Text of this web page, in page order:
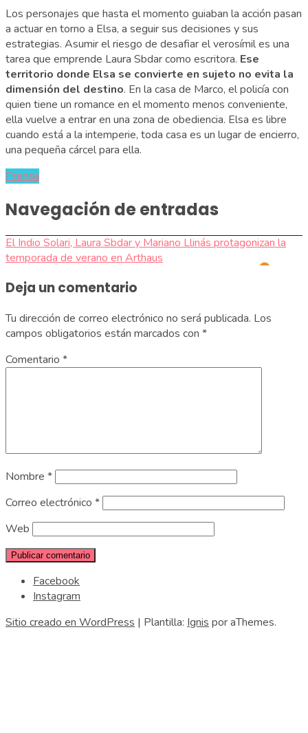
Los personajes que hasta el momento guiaban la acción pasan
a actuar en torno a Elsa, a seguir sus decisiones y sus
estrategias. Asumir el riesgo de desafiar el verosímil es una
tarea que emprende Laura Sbdar como escritora. Ese
territorio donde Elsa se convierte en sujeto no evita la
dimensión del destino. En la casa de Marco, el policía con
quien tiene un romance en el momento menos conveniente,
ella vuelve a entrar en una zona de obediencia. Elsa es libre
cuando está a la intemperie, toda casa es un lugar de encierro,
una pequeña cárcel para ella.
Prensa
Navegación de entradas
El Indio Solari, Laura Sbdar y Mariano Llinás protagonizan la
temporada de verano en Arthaus
Deja un comentario
Tu dirección de correo electrónico no será publicada. Los
campos obligatorios están marcados con *
Comentario *
Nombre *
Correo electrónico *
Web
Facebook
Instagram
Sitio creado en WordPress | Plantilla: Ignis por aThemes.